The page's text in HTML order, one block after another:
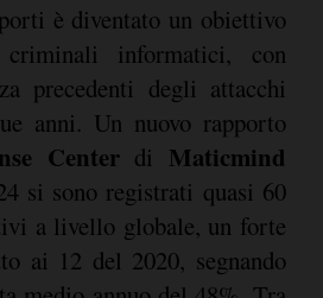
è diventato un obiettivo
informatici, con
precedenti degli attacchi
anni. Un nuovo rapporto
Centerdi Maticmind
si sono registrati quasi 60
a livello globale, un forte
ai 12 del 2020, segnando